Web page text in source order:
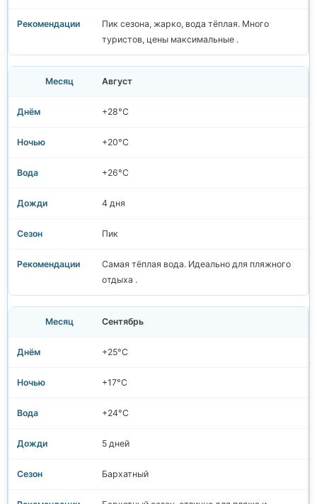
Пик сезона, жарко, вода тёплая. Много
туристов, цены максимальные .
Август
+28°C
+20°C
+26°C
4 дня
Пик
Самая тёплая вода. Идеально для пляжного
отдыха .
Сентябрь
+25°C
+17°C
+24°C
5 дней
Бархатный